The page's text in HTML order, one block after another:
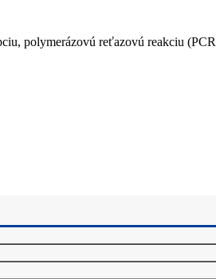
polymerázovú reťazovú reakciu